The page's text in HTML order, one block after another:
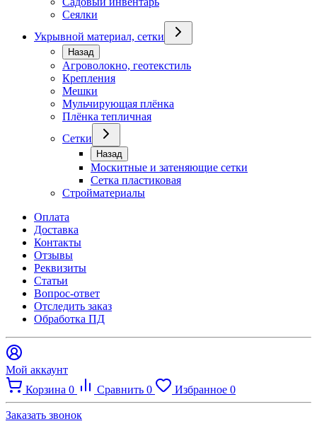
Сеялки
Укрывной материал, сетки
Назад
Агроволокно, геотекстиль
Крепления
Мешки
Мульчирующая плёнка
Плёнка тепличная
Сетки
Назад
Москитные и затеняющие сетки
Сетка пластиковая
Стройматериалы
Оплата
Доставка
Контакты
Отзывы
Реквизиты
Статьи
Вопрос-ответ
Отследить заказ
Обработка ПД
Мой аккаунт
Корзина 0 Сравнить 0 Избранное 0
Заказать звонок